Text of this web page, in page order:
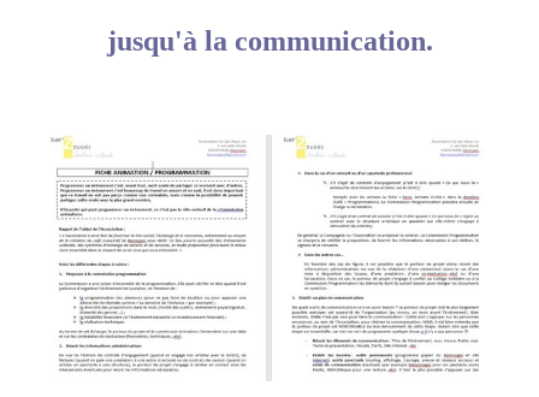
jusqu'à la communication.